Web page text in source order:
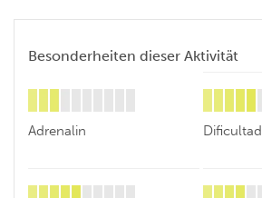
Besonderheiten dieser Aktivität
Adrenalin Dificultad